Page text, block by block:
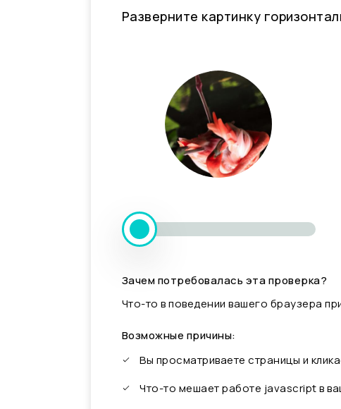
Разверните картинку
Зачем потребовалась эта проверка?
Что-то в поведении вашего браузера
Возможные причины:
Вы просматриваете страницы и
Что-то мешает работе javascript в